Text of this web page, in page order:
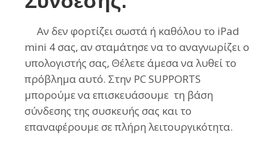
Αν δεν φορτίζει σωστά ή καθόλου το iPad
mini 4 σας, αν σταμάτησε να το αναγνωρίζει ο
υπολογιστής σας, Θέλετε άμεσα να λυθεί το
πρόβλημα αυτό. Στην PC SUPPORTS
μπορούμε να επισκευάσουμε τη βάση
σύνδεσης της συσκευής σας και το
επαναφέρουμε σε πλήρη λειτουργικότητα.